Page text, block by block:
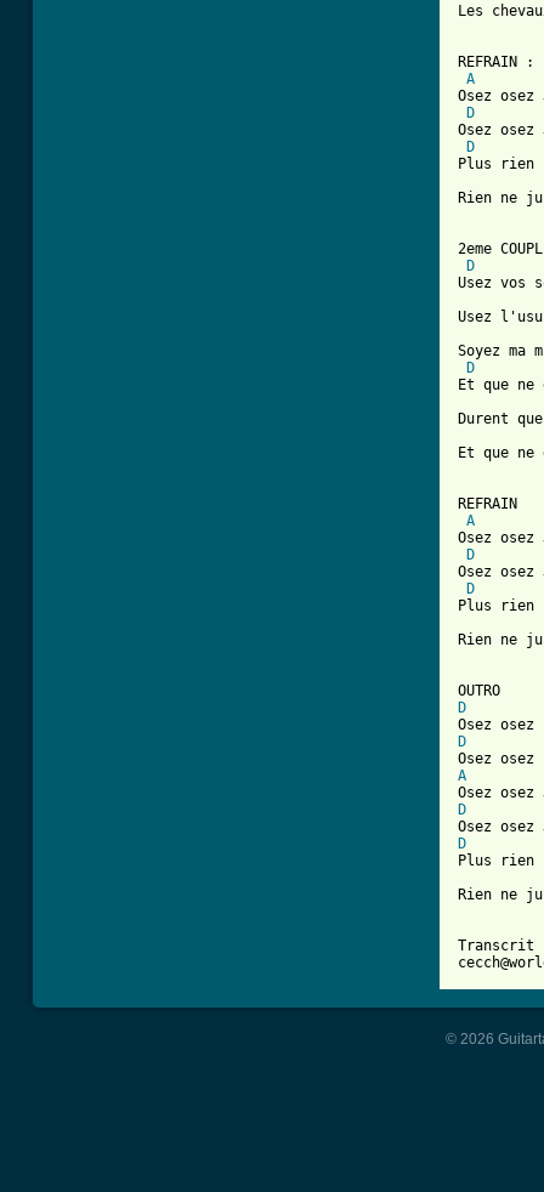
Les
REFRAIN :
A
Osez osez
D
Osez osez
D
Plus rien
Rien ne
2eme
D
Usez vos
Usez
Soyez ma
D
Et que ne
Durent
Et que ne
REFRAIN
A
Osez osez
D
Osez osez
D
Plus rien
Rien ne
D
D
A
D
D
Plus rien
Rien ne
Transcrit
© 2026